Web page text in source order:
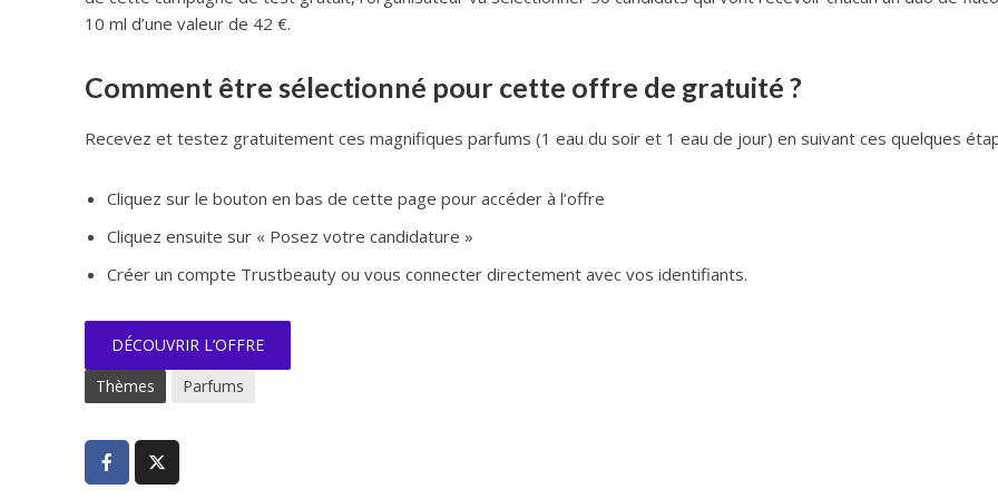
10 ml d’une valeur de 42 €.
Comment être sélectionné pour cette offre de gratuité ?
Recevez et testez gratuitement ces magnifiques parfums (1 eau du soir et 1 eau de jour) en suivant ces quelques
Cliquez sur le bouton en bas de cette page pour accéder à l’offre
Cliquez ensuite sur « Posez votre candidature »
Créer un compte Trustbeauty ou vous connecter directement avec vos identifiants.
DÉCOUVRIR L’OFFRE
Thèmes
Parfums